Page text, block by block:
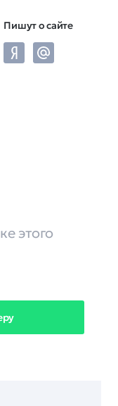
Пишут о сайте
этого